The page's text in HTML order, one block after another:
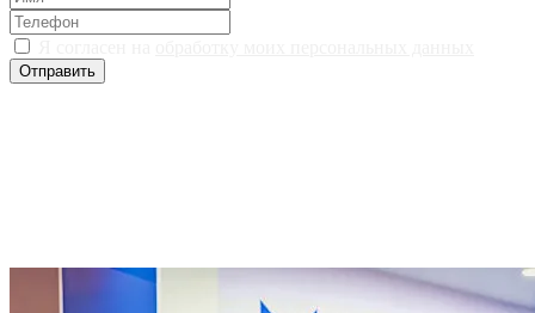
Отправить